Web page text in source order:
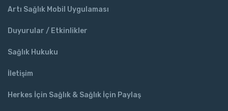
Artı Sağlık Mobil Uygulaması
Duyurular / Etkinlikler
Sağlık Hukuku
İletişim
Herkes İçin Sağlık & Sağlık İçin Paylaş